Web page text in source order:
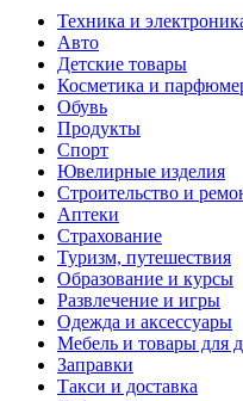
Техника и
Авто
Детские товары
Косметика и
Обувь
Продукты
Спорт
Ювелирные изделия
Строительство и
Аптеки
Страхование
Туризм, путешествия
Образование и курсы
Развлечение и игры
Одежда и аксессуары
Мебель и товары для
Заправки
Такси и доставка